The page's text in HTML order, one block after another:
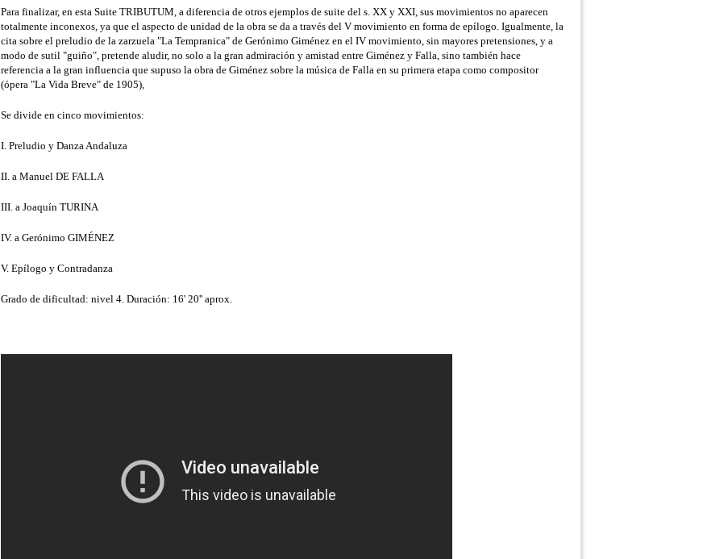
Para finalizar, en esta Suite TRIBUTUM, a diferencia de otros ejemplos de suite del s. XX y XXI, sus movimientos no aparecen
totalmente inconexos, ya que el aspecto de unidad de la obra se da a través del V movimiento en forma de epílogo. Igualmente, la
cita sobre el preludio de la zarzuela "La Tempranica" de Gerónimo Giménez en el IV movimiento, sin mayores pretensiones, y a
modo de sutil "guiño", pretende aludir, no solo a la gran admiración y amistad entre Giménez y Falla, sino también hace
referencia a la gran influencia que supuso la obra de Giménez sobre la música de Falla en su primera etapa como compositor
(ópera "La Vida Breve" de 1905),
Se divide en cinco movimientos:
I. Preludio y Danza Andaluza
II. a Manuel DE FALLA
III. a Joaquín TURINA
IV. a Gerónimo GIMÉNEZ
V. Epílogo y Contradanza
Grado de dificultad: nivel 4. Duración: 16' 20'' aprox.